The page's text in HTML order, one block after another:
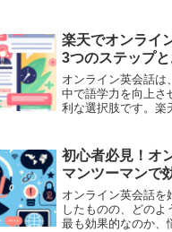
ともあります。そこ
ン英会話でも話題に
楽天でオンライ
3つのステップ
オンライン英会話は
中で語学力を向上さ
利な選択肢です。楽
では、楽天でオンラ
ための3つのステッ
初心者必見！オ
マンツーマンで
オンライン英会話を
したものの、どのよ
最も効果的なのか、